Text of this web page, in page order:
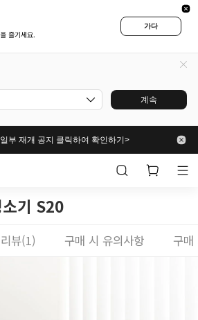
즐기세요.
가다
계속
부 재개 공지 클릭하여 확인하기>
기 S20
리뷰(1) 구매 시 유의사항 구매